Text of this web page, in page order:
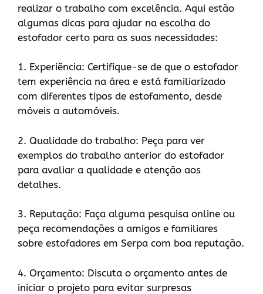
realizar o trabalho com excelência. Aqui estão
algumas dicas para ajudar na escolha do
estofador certo para as suas necessidades:
1. Experiência: Certifique-se de que o estofador
tem experiência na área e está familiarizado
com diferentes tipos de estofamento, desde
móveis a automóveis.
2. Qualidade do trabalho: Peça para ver
exemplos do trabalho anterior do estofador
para avaliar a qualidade e atenção aos
detalhes.
3. Reputação: Faça alguma pesquisa online ou
peça recomendações a amigos e familiares
sobre estofadores em Serpa com boa reputação.
4. Orçamento: Discuta o orçamento antes de
iniciar o projeto para evitar surpresas